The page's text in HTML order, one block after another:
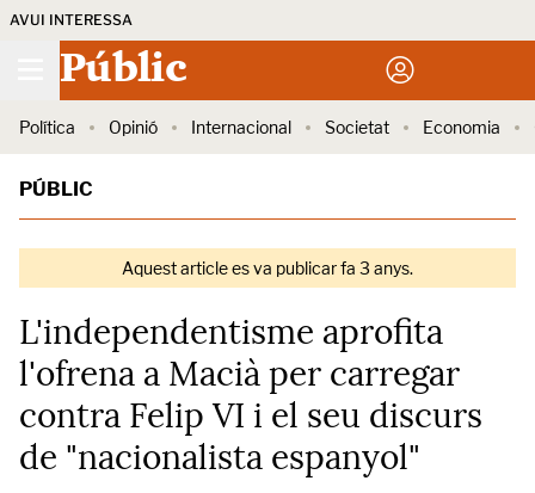
AVUI INTERESSA
Públic
Política Opinió Internacional Societat Economia
PÚBLIC
Aquest article es va publicar fa 3 anys.
L'independentisme aprofita
l'ofrena a Macià per carregar
contra Felip VI i el seu discurs
de "nacionalista espanyol"